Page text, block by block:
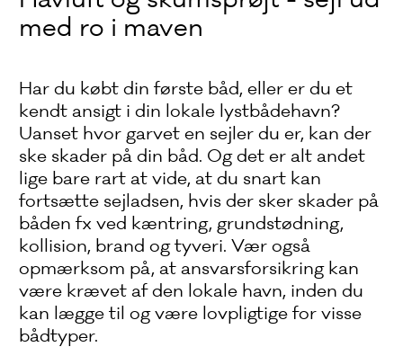
med ro i maven
Har du købt din første båd, eller er du et
kendt ansigt i din lokale lystbådehavn?
Uanset hvor garvet en sejler du er, kan der
ske skader på din båd. Og det er alt andet
lige bare rart at vide, at du snart kan
fortsætte sejladsen, hvis der sker skader på
båden fx ved kæntring, grundstødning,
kollision, brand og tyveri. Vær også
opmærksom på, at ansvarsforsikring kan
være krævet af den lokale havn, inden du
kan lægge til og være lovpligtige for visse
bådtyper.